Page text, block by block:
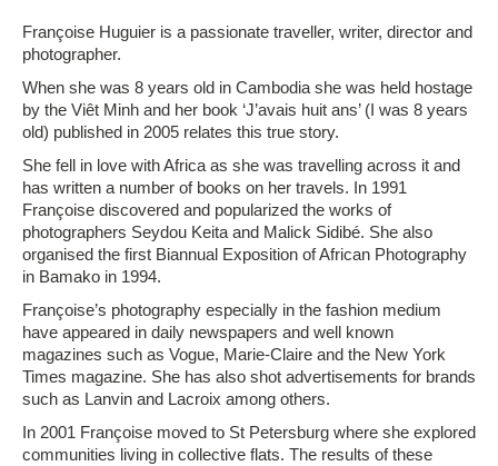
Françoise Huguier is a passionate traveller, writer, director and
photographer.
When she was 8 years old in Cambodia she was held hostage
by the Viêt Minh and her book ‘J’avais huit ans’ (I was 8 years
old) published in 2005 relates this true story.
She fell in love with Africa as she was travelling across it and
has written a number of books on her travels. In 1991
Françoise discovered and popularized the works of
photographers Seydou Keita and Malick Sidibé. She also
organised the first Biannual Exposition of African Photography
in Bamako in 1994.
Françoise’s photography especially in the fashion medium
have appeared in daily newspapers and well known
magazines such as Vogue, Marie-Claire and the New York
Times magazine. She has also shot advertisements for brands
such as Lanvin and Lacroix among others.
In 2001 Françoise moved to St Petersburg where she explored
communities living in collective flats. The results of these